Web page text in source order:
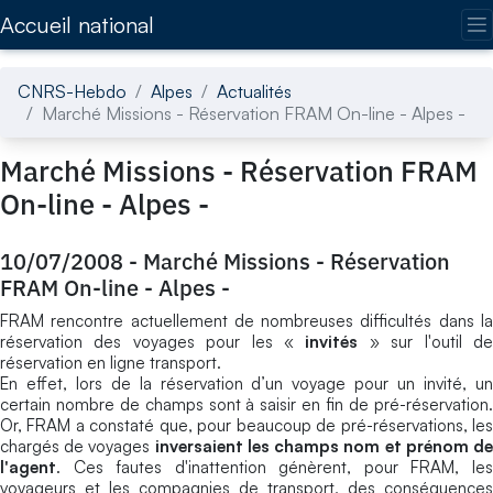
Accueil national
CNRS-Hebdo Alpes
Actualités
Marché Missions - Réservation FRAM On-line - Alpes -
Marché Missions - Réservation FRAM
On-line - Alpes -
10/07/2008 - Marché Missions - Réservation
FRAM On-line - Alpes -
FRAM rencontre actuellement de nombreuses difficultés dans la
réservation des voyages pour les « invités » sur l'outil de
réservation en ligne transport.
En effet, lors de la réservation d’un voyage pour un invité, un
certain nombre de champs sont à saisir en fin de pré-réservation.
Or, FRAM a constaté que, pour beaucoup de pré-réservations, les
chargés de voyages inversaient les champs nom et prénom de
l'agent. Ces fautes d'inattention génèrent, pour FRAM, les
voyageurs et les compagnies de transport, des conséquences